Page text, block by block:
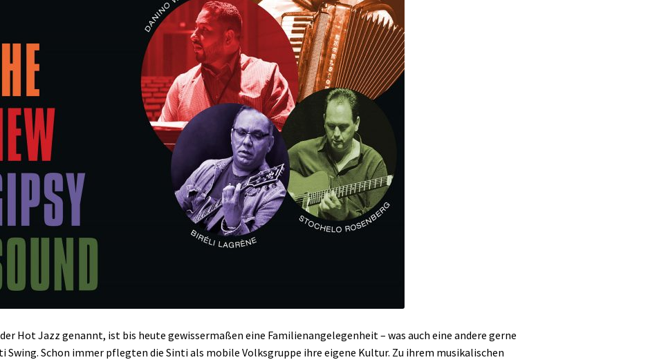
Hot Jazz genannt, ist bis heute gewissermaßen eine Familienangelegenheit – was auch eine andere gerne
Swing. Schon immer pflegten die Sinti als mobile Volksgruppe ihre eigene Kultur. Zu ihrem musikalischen